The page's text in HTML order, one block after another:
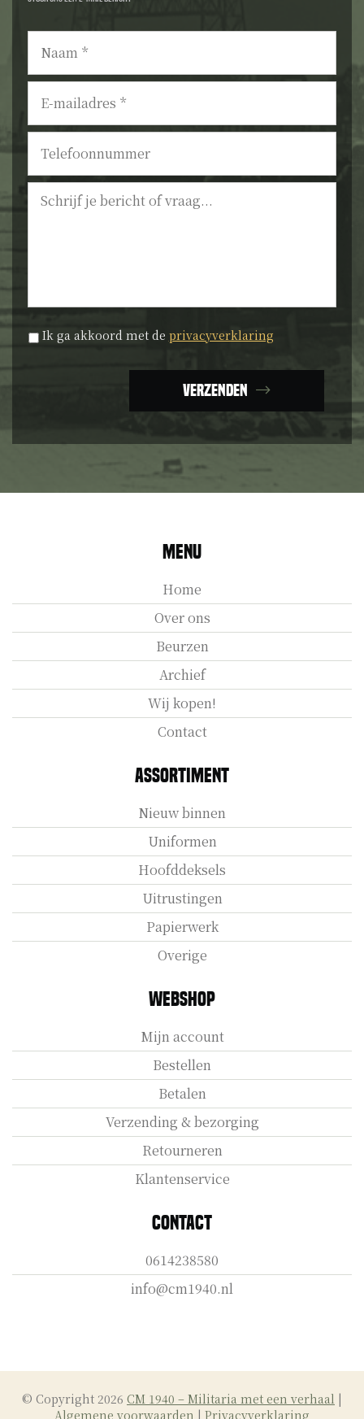
mailadres *
Privacyverklaring *
Ik ga akkoord met de privacyverklaring
Verzenden
Menu
Home
Over ons
Beurzen
Archief
Wij kopen!
Contact
Assortiment
Nieuw binnen
Uniformen
Hoofddeksels
Uitrustingen
Papierwerk
Overige
Webshop
Mijn account
Bestellen
Betalen
Verzending & bezorging
Retourneren
Klantenservice
Contact
0614238580
info@cm1940.nl
© Copyright 2026 CM 1940 – Militaria met een verhaal |
Algemene voorwaarden | Privacyverklaring